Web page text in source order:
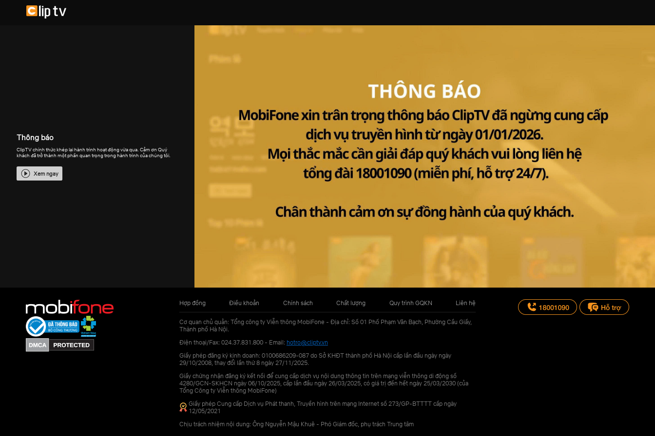
Thông báo
ClipTV chính thức khép lại hành trình hoạt động vừa qua. Cảm ơn Quý
khách đã trở thành một phần quan trọng trong hành trình của chúng tôi.
Xem ngay
Hợp đồng Điều khoản Chính sách Chất lượng Quy trình GQKN Liên hệ
Cơ quan chủ quản: Tổng công ty Viễn thông MobiFone - Địa chỉ: Số 01 Phố Phạm Văn Bạch, Phường Cầu Giấy,
Thành phố Hà Nội.
Điện thoại/Fax: 024.37.831.800 - Email: hotro@cliptv.vn
Giấy phép đăng ký kinh doanh: 0100686209-087 do Sở KHĐT thành phố Hà Nội cấp lần đầu ngày ngày
29/10/2008, thay đổi lần thứ 8 ngày 27/11/2025.
Giấy chứng nhận đăng ký kết nối để cung cấp dịch vụ nội dung thông tin trên mạng viễn thông di động số
4280/GCN-SKHCN ngày 06/10/2025, cấp lần đầu ngày 26/03/2025, có giá trị đến hết ngày 25/03/2030 (của
Tổng Công ty Viễn thông MobiFone)
Giấy phép Cung cấp Dịch vụ Phát thanh, Truyền hình trên mạng Internet số 273/GP-BTTTT cấp ngày
12/05/2021
Chịu trách nhiệm nội dung: Ông Nguyễn Mậu Khuê - Phó Giám đốc, phụ trách Trung tâm